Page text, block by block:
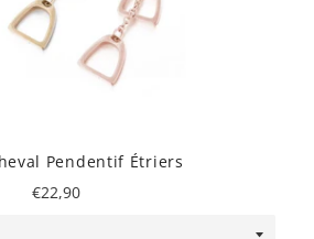
Pendentif Étriers
Prix
€22,90